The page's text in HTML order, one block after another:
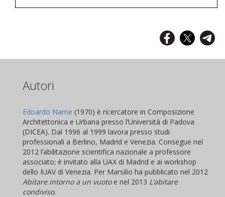
Autori
Edoardo Narne (1970) è ricercatore in Composizione
Architettonica e Urbana presso l’Università di Padova
(DICEA). Dal 1996 al 1999 lavora presso studi
professionali a Berlino, Madrid e Venezia. Consegue nel
2012 l’abilitazione scientifica nazionale a professore
associato; è invitato alla UAX di Madrid e ai workshop
dello IUAV di Venezia. Per Marsilio ha pubblicato nel 2012
Abitare intorno a un vuotoe nel 2013 L’abitare
condiviso.